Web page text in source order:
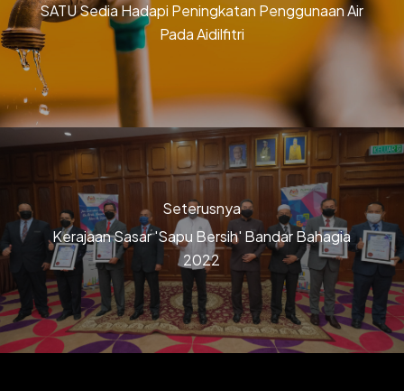
SATU Sedia Hadapi Peningkatan Penggunaan Air
Pada Aidilfitri
Seterusnya
Kerajaan Sasar 'Sapu Bersih' Bandar Bahagia
2022